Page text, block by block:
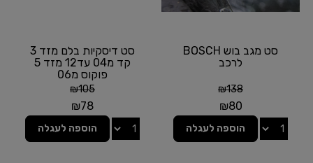
סט מגב בוש BOSCH
לרכב
₪138
₪80
הוספה לעגלה
סט דיסקיות בלם מזד 3
קד מ04 עד12 מזד 5
פוקוס מ06
₪105
₪78
הוספה לעגלה